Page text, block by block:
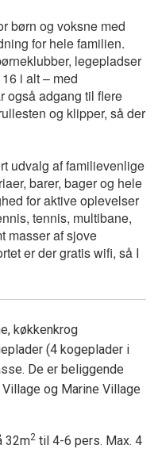
børn og voksne med
for hele familien.
legepladser
i alt – med
også adgang til flere
og klipper, så der
udvalg af familievenlige
barer, bager og hele
for aktive oplevelser
tennis, multibane,
masser af sjove
er der gratis wifi, så I
køkkenkrog
(4 kogeplader i
De er beliggende
og Marine Village
32m2 til 4-6 pers. Max. 4